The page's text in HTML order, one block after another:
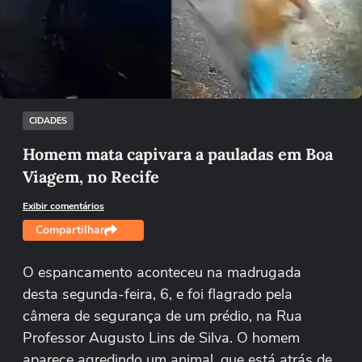
Não foi possível reproduzir o vídeo
Tentar novamente
CIDADES
Homem mata capivara a pauladas em Boa
Viagem, no Recife
Exibir comentários
Compartilhar
O espancamento aconteceu na madrugada
desta segunda-feira, 6, e foi flagrado pela
câmera de segurança de um prédio, na Rua
Professor Augusto Lins de Silva. O homem